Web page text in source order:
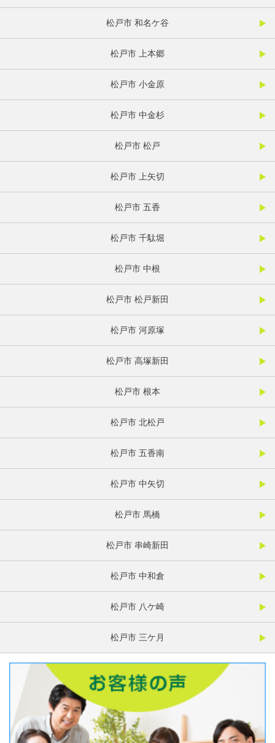
松戸市 和名ケ谷
松戸市 上本郷
松戸市 小金原
松戸市 中金杉
松戸市 松戸
松戸市 上矢切
松戸市 五香
松戸市 千駄堀
松戸市 中根
松戸市 松戸新田
松戸市 河原塚
松戸市 高塚新田
松戸市 根本
松戸市 北松戸
松戸市 五香南
松戸市 中矢切
松戸市 馬橋
松戸市 串崎新田
松戸市 中和倉
松戸市 八ケ崎
松戸市 三ケ月